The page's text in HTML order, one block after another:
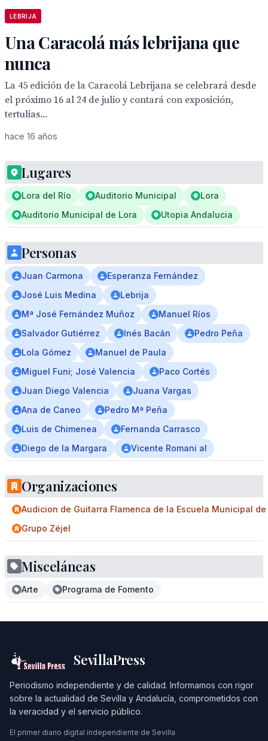
LEBRIJA
Una Caracolá más lebrijana que
nunca
La 45 edición de la Caracolá Lebrijana se celebrará desde
el próximo 16 al 24 de julio y contará con exposición,
tertulias...
hace 16 años
Lugares
Lora del Río Auditorio Municipal
Lora
Auditorio Municipal de Lora
Utopia Andalucia
Personas
Juan Carmona
Esperanza Fernández
José Luis Medina
Lebrija
Mª José Fernández Muñoz
Manuel Ríos
Salvador Gutiérrez
Inés Bacán
Pedro Peña
Lola Gómez
Manuel de Paula
Miguel Funi; José Valencia
Paco Cortés
Juan Diego Valencia
Juana Vargas
Ana de Caneo
Pedro Mª Peña
Luis de Chimenea
Fernanda Carrasco
Diego de la Margara
Vicente Romani al
Organizaciones
Audicion de Guitarra Flamenca de la Escuela Municipal
Grupo Zéjel
Misceláneas
Arte Programa de Fomento
SevillaPress
Periodismo independiente y de calidad. Informamos con rigor
sobre la actualidad de Sevilla y Andalucía, comprometidos con
la veracidad y el servicio público.
El primer diario digital independiente de Sevilla